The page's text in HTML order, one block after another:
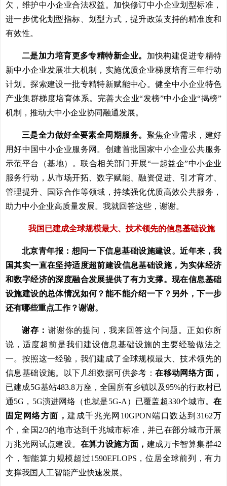
欠，维护中小企业合法权益。加快修订中小企业划型标准，
进一步优化划型指标、划型方式，提升政策支持的精准度和
有效性。
二是加力培育更多专精特新企业。 加快构建促进专精特
新中小企业发展壮大机制，实施优质企业梯度培育三年行动
计划。探索建设一批专精特新赋能中心。健全中小企业特色
产业集群梯度培育体系。完善大企业“发榜”中小企业“揭榜”
机制，推动大中小企业协同融通发展。
三是全力做好全要素全周期服务。 聚焦企业需求，建好
用好中国中小企业服务网。创建首批国家中小企业公共服务
示范平台（基地）。联合相关部门开展“一起益企”中小企业
服务行动，从市场开拓、数字赋能、融资促进、引才育才、
管理提升、国际合作等领域，持续强化优质高效公共服务，
助力中小企业高质量发展。我就回答这些，谢谢。
我国已建成全球规模最大、技术领先的信息基础设施
北京青年报：想问一下信息基础设施建设。近年来，我
国其实一直在坚持适度超前建设信息基础设施，为实体经济
和数字经济的深度融合发展提供了有力支撑。现在信息基础
设施建设的总体情况如何？能不能介绍一下？另外，下一步
还有哪些重点工作？谢谢。
谢存： 谢谢你的提问，我来回答这个问题。正如你所
说，适度超前是我们建设信息基础设施的主要经验做法之
一。按照这一经验，我们建成了全球规模最大、技术领先的
信息基础设施。以下几组数据可供参考：在移动网络方面，
已建成5G基站483.8万座，全国所有乡镇以及95%的行政村已
通5G，5G演进网络（也就是5G-A）已覆盖超330个城市。 在
固定网络方面，建成千兆光网10GPON端口数达到3162万
个，全国2/3的地市达到千兆城市标准，并已在部分城市开展
万兆光网试点建设。 在算力设施方面， 建成万卡智算集群42
个，智能算力规模超过1590EFLOPS，位居全球前列，有力
支撑我国人工智能产业快速发展。